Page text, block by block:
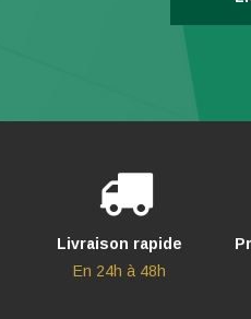
Livraison rapide
En 24h à 48h